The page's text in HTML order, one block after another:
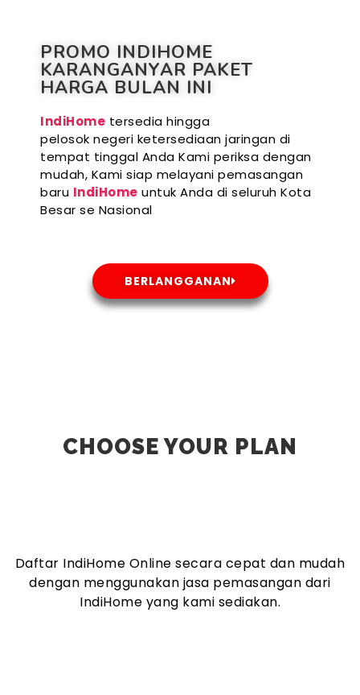
PROMO INDIHOME
KARANGANYAR PAKET
HARGA BULAN INI
IndiHome tersedia hingga
pelosok negeri ketersediaan jaringan di
tempat tinggal Anda Kami periksa dengan
mudah, Kami siap melayani pemasangan
baru IndiHome untuk Anda di seluruh Kota
Besar se Nasional
BERLANGGANAN
CHOOSE YOUR PLAN
Daftar IndiHome Online secara cepat dan mudah
dengan menggunakan jasa pemasangan dari
IndiHome yang kami sediakan.